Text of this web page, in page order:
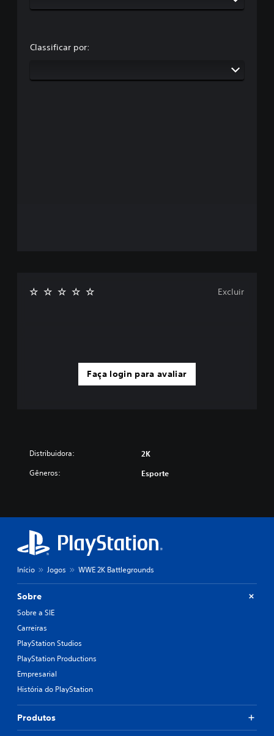
Classificar por:
Faça login para avaliar
Excluir
Distribuidora: 2K
Gêneros: Esporte
Início Jogos WWE 2K Battlegrounds
Sobre
Sobre a SIE
Carreiras
PlayStation Studios
PlayStation Productions
Empresarial
História do PlayStation
Produtos